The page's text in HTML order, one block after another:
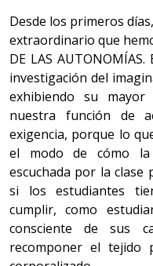
Desde los primeros
extraordinario que
DE LAS
investigación del
exhibiendo su mayor
nuestra función de
exigencia, porque lo
el modo de cómo
escuchada por la clase
si los estudiantes
cumplir, como
consciente de sus
recomponer el tejido